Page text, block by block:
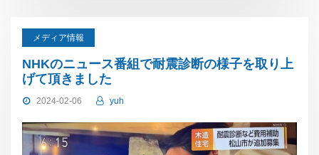
メディア情報
NHKのニュース番組で耐震診断の様子を取り上
げて頂きました
2024-02-06 yuh